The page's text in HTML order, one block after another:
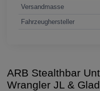
Versandmasse
Fahrzeughersteller
ARB Stealthbar
Wrangler JL &